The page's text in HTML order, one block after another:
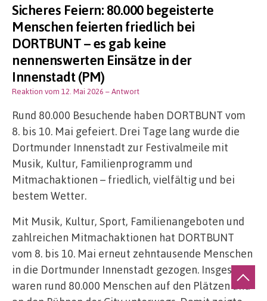
Sicheres Feiern: 80.000 begeisterte
Menschen feierten friedlich bei
DORTBUNT – es gab keine
nennenswerten Einsätze in der
Innenstadt (PM)
Reaktion vom 12. Mai 2026 – Antwort
Rund 80.000 Besuchende haben DORTBUNT vom
8. bis 10. Mai gefeiert. Drei Tage lang wurde die
Dortmunder Innenstadt zur Festivalmeile mit
Musik, Kultur, Familienprogramm und
Mitmachaktionen – friedlich, vielfältig und bei
bestem Wetter.
Mit Musik, Kultur, Sport, Familienangeboten und
zahlreichen Mitmachaktionen hat DORTBUNT
vom 8. bis 10. Mai erneut zehntausende Menschen
in die Dortmunder Innenstadt gezogen. Insgesamt
waren rund 80.000 Menschen auf den Plätzen und